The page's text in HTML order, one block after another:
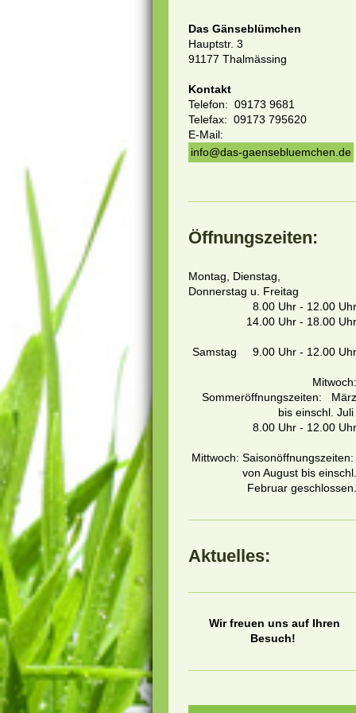
Das Gänseblümchen
Hauptstr. 3
91177 Thalmässing
Kontakt
Telefon: 09173 9681
Telefax: 09173 795620
E-Mail:
info@das-gaensebluemchen.de
Öffnungszeiten:
Montag, Dienstag,
Donnerstag u. Freitag
8.00 Uhr - 12.00 Uhr
14.00 Uhr - 18.00 Uhr
Samstag 9.00 Uhr - 12.00 Uhr
Mitwoch:
Sommeröffnungszeiten: März
bis einschl. Juli
8.00 Uhr - 12.00 Uhr
Mittwoch: Saisonöffnungszeiten:
von August bis einschl.
Februar geschlossen.
Aktuelles:
Wir freuen uns auf Ihren
Besuch!